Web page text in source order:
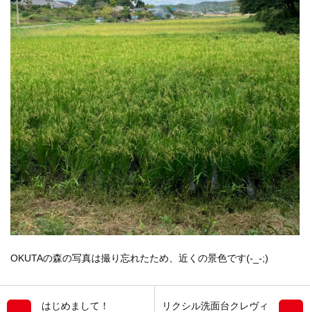
OKUTAの森の写真は撮り忘れたため、近くの景色です(-_-;)
はじめまして！
リクシル洗面台クレヴィ